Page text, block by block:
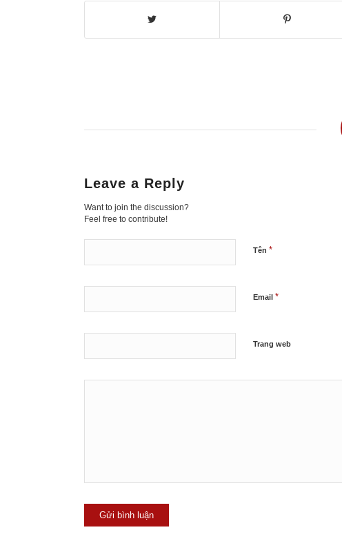
Leave a Reply
Want to join the discussion?
Feel free to contribute!
Tên *
Email *
Trang web